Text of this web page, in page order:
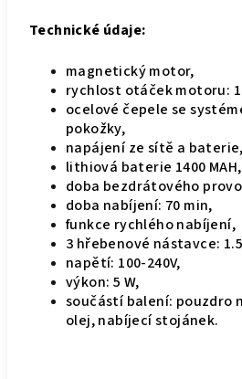
Technické údaje:
magnetický motor,
rychlost otáček motoru:
ocelové čepele se
pokožky,
napájení ze sítě a baterie,
lithiová baterie 1400 MAH,
doba bezdrátového
doba nabíjení: 70 min,
funkce rychlého nabíjení,
3 hřebenové nástavce:
napětí: 100-240V,
výkon: 5 W,
součástí balení: pouzdro
olej, nabíjecí stojánek.